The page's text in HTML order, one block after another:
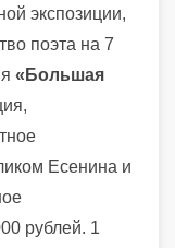
экспозиции,
поэта на 7
«Большая
Есенина и
рублей. 1